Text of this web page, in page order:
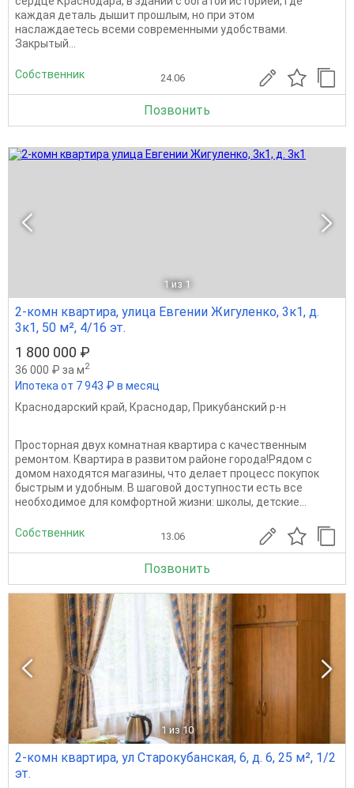
каждая деталь дышит прошлым, но при этом
наслаждаетесь всеми современными удобствами.
Закрытый...
Собственник 24.06
Позвонить
1 из 1
2-комн квартира, улица Евгении Жигуленко, 3к1, д.
3к1, 50 м², 4/16 эт.
1 800 000 ₽
36 000 ₽ за м2
Ипотека от 7 943 ₽ в месяц
Краснодарский край, Краснодар, Прикубанский р-н
Просторная двух комнатная квартира с качественным
ремонтом. Квартира в развитом районе города!Рядом с
домом находятся магазины, что делает процесс покупок
быстрым и удобным. В шаговой доступности есть все
необходимое для комфортной жизни: школы, детские...
Собственник 13.06
Позвонить
1 из 10
2-комн квартира, ул Старокубанская, 6, д. 6, 25 м², 1/2
эт.